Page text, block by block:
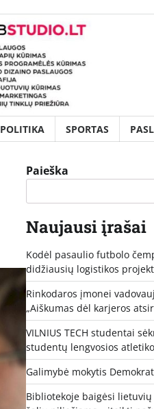
POLITIKA SPORTAS
Paieška
Naujausi įrašai
Kodėl pasaulio futbolo
didžiausių logistikos
Rinkodaros įmonei
„Aiškumas dėl karjeros
VILNIUS TECH studentai
studentų lengvosios
Galimybė mokytis
Bibliotekoje baigėsi